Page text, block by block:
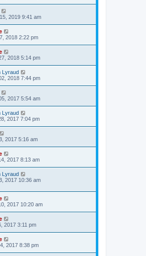
2019 9:41 am
2018 2:22 pm
2018 5:14 pm
Lyraud
2018 7:44 pm
2017 5:54 am
Lyraud
2017 7:04 pm
2017 5:16 am
2017 8:13 am
Lyraud
2017 10:36 am
2017 10:20 am
2017 3:11 pm
2017 8:38 pm